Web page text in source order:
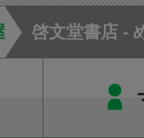
当院では回数券
啓文堂書店 -